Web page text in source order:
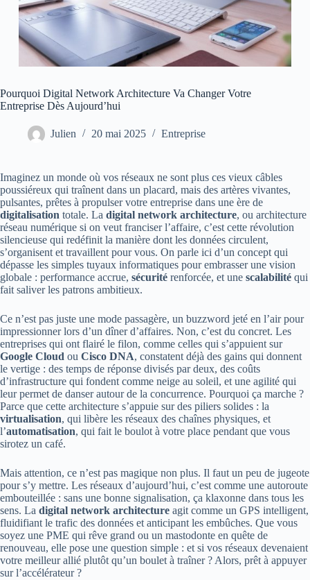
Pourquoi Digital Network Architecture Va Changer Votre
Entreprise Dès Aujourd’hui
Julien 20 mai 2025 Entreprise
Imaginez un monde où vos réseaux ne sont plus ces vieux câbles
poussiéreux qui traînent dans un placard, mais des artères vivantes,
pulsantes, prêtes à propulser votre entreprise dans une ère de
digitalisation totale. La digital network architecture, ou architecture
réseau numérique si on veut franciser l’affaire, c’est cette révolution
silencieuse qui redéfinit la manière dont les données circulent,
s’organisent et travaillent pour vous. On parle ici d’un concept qui
dépasse les simples tuyaux informatiques pour embrasser une vision
globale : performance accrue, sécurité renforcée, et une scalabilité qui
fait saliver les patrons ambitieux.
Ce n’est pas juste une mode passagère, un buzzword jeté en l’air pour
impressionner lors d’un dîner d’affaires. Non, c’est du concret. Les
entreprises qui ont flairé le filon, comme celles qui s’appuient sur
Google Cloud ou Cisco DNA, constatent déjà des gains qui donnent
le vertige : des temps de réponse divisés par deux, des coûts
d’infrastructure qui fondent comme neige au soleil, et une agilité qui
leur permet de danser autour de la concurrence. Pourquoi ça marche ?
Parce que cette architecture s’appuie sur des piliers solides : la
virtualisation, qui libère les réseaux des chaînes physiques, et
l’automatisation, qui fait le boulot à votre place pendant que vous
sirotez un café.
Mais attention, ce n’est pas magique non plus. Il faut un peu de jugeote
pour s’y mettre. Les réseaux d’aujourd’hui, c’est comme une autoroute
embouteillée : sans une bonne signalisation, ça klaxonne dans tous les
sens. La digital network architecture agit comme un GPS intelligent,
fluidifiant le trafic des données et anticipant les embûches. Que vous
soyez une PME qui rêve grand ou un mastodonte en quête de
renouveau, elle pose une question simple : et si vos réseaux devenaient
votre meilleur allié plutôt qu’un boulet à traîner ? Alors, prêt à appuyer
sur l’accélérateur ?